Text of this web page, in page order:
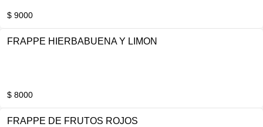
$ 9000
FRAPPE HIERBABUENA Y LIMON
$ 8000
FRAPPE DE FRUTOS ROJOS